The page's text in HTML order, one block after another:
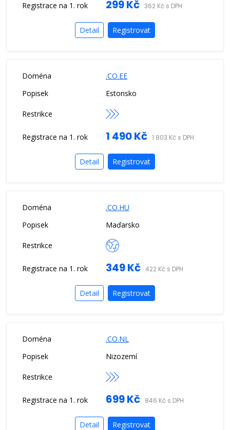
299 Kč 362 Kč s DPH
Detail Registrovat
.CO.EE
Estonsko
1 490 Kč 1 803 Kč s DPH
Detail Registrovat
.CO.HU
Maďarsko
349 Kč 422 Kč s DPH
Detail Registrovat
.CO.NL
Nizozemí
699 Kč 846 Kč s DPH
Detail Registrovat